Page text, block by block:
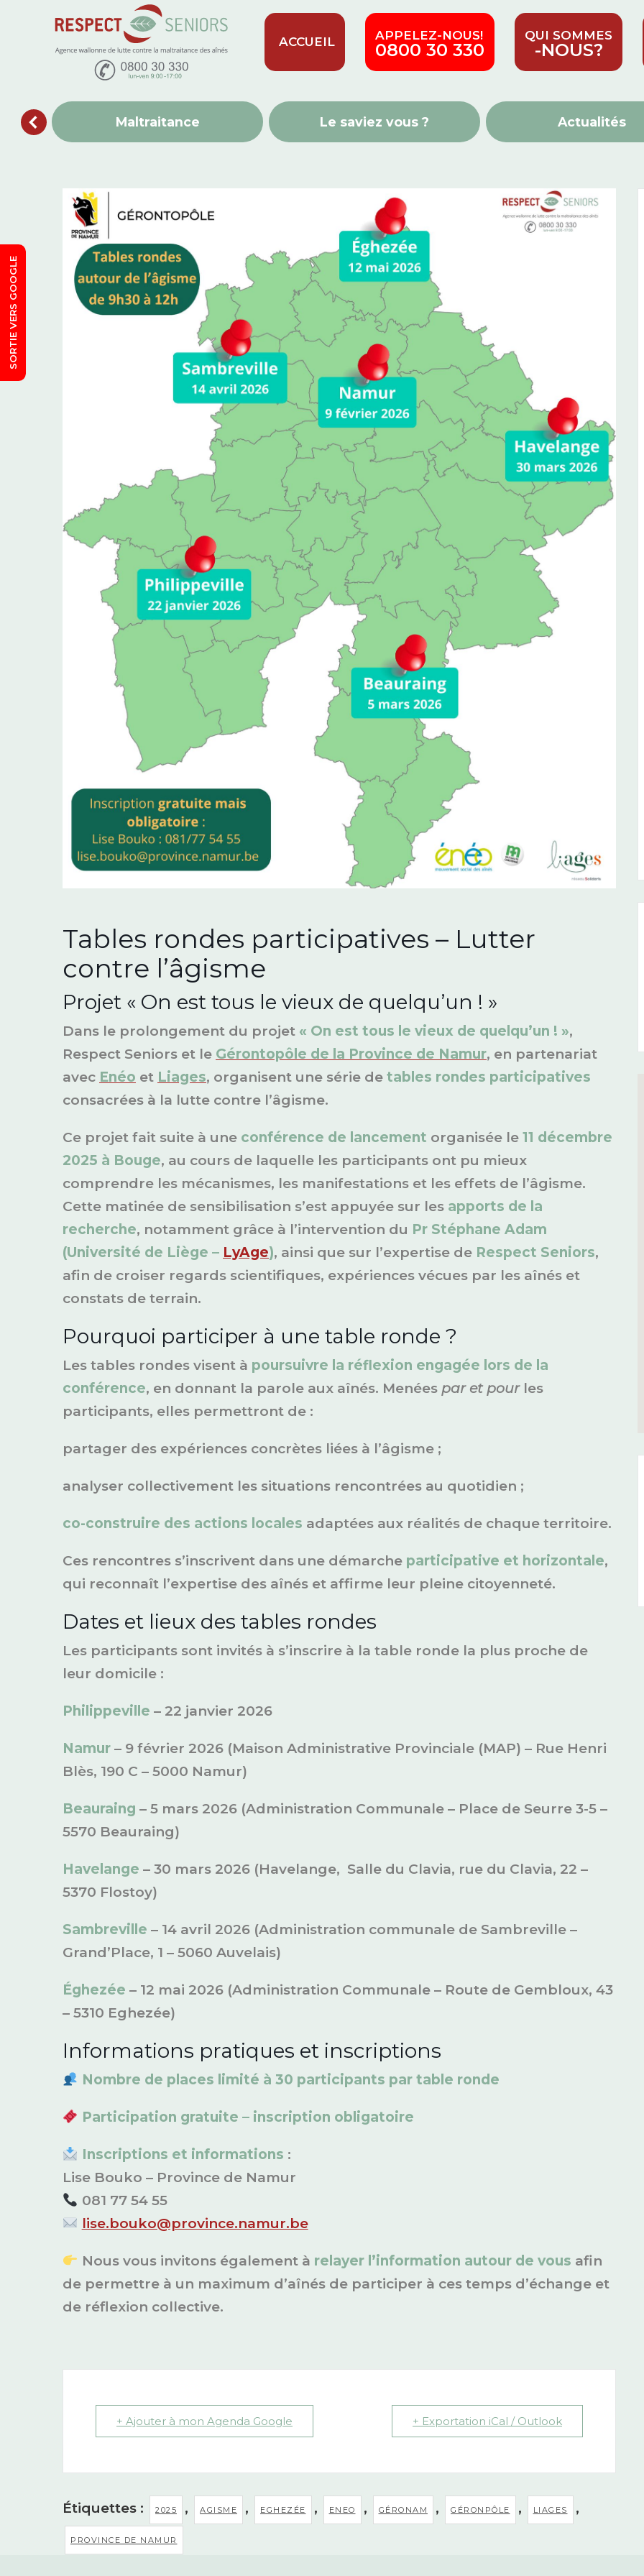
SORTIE VERS GOOGLE
ACCUEIL APPELEZ-NOUS!
0800 30 330
QUI SOMMES
-NOUS?
Maltraitance Le saviez vous ? Actualités
Tables rondes participatives – Lutter
contre l’âgisme
Projet « On est tous le vieux de quelqu’un ! »
Dans le prolongement du projet « On est tous le vieux de quelqu’un ! »,
Respect Seniors et le Gérontopôle de la Province de Namur, en partenariat
avec Enéo et Liages, organisent une série de tables rondes participatives
consacrées à la lutte contre l’âgisme.
Ce projet fait suite à une conférence de lancement organisée le 11 décembre
2025 à Bouge, au cours de laquelle les participants ont pu mieux
comprendre les mécanismes, les manifestations et les effets de l’âgisme.
Cette matinée de sensibilisation s’est appuyée sur les apports de la
recherche, notamment grâce à l’intervention du Pr Stéphane Adam
(Université de Liège – LyAge), ainsi que sur l’expertise de Respect Seniors,
afin de croiser regards scientifiques, expériences vécues par les aînés et
constats de terrain.
Pourquoi participer à une table ronde ?
Les tables rondes visent à poursuivre la réflexion engagée lors de la
conférence, en donnant la parole aux aînés. Menées par et pourles
participants, elles permettront de :
partager des expériences concrètes liées à l’âgisme ;
analyser collectivement les situations rencontrées au quotidien ;
co-construire des actions locales adaptées aux réalités de chaque territoire.
Ces rencontres s’inscrivent dans une démarche participative et horizontale,
qui reconnaît l’expertise des aînés et affirme leur pleine citoyenneté.
Dates et lieux des tables rondes
Les participants sont invités à s’inscrire à la table ronde la plus proche de
leur domicile :
Philippeville – 22 janvier 2026
Namur – 9 février 2026 (Maison Administrative Provinciale (MAP) – Rue Henri
Blès, 190 C – 5000 Namur)
Beauraing – 5 mars 2026 (Administration Communale – Place de Seurre 3-5 –
5570 Beauraing)
Havelange – 30 mars 2026 (Havelange, Salle du Clavia, rue du Clavia, 22 –
5370 Flostoy)
Sambreville – 14 avril 2026 (Administration communale de Sambreville –
Grand’Place, 1 – 5060 Auvelais)
Éghezée – 12 mai 2026 (Administration Communale – Route de Gembloux, 43
– 5310 Eghezée)
Informations pratiques et inscriptions
Nombre de places limité à 30 participants par table ronde
Participation gratuite – inscription obligatoire
Inscriptions et informations :
Lise Bouko – Province de Namur
081 77 54 55
lise.bouko@province.namur.be
Nous vous invitons également à relayer l’information autour de vous afin
de permettre à un maximum d’aînés de participer à ces temps d’échange et
de réflexion collective.
+ Ajouter à mon Agenda Google + Exportation iCal / Outlook
Étiquettes : 2025 , AGISME , EGHEZÉE , ENEO , GÉRONAM , GÉRONPÔLE , LIAGES ,
PROVINCE DE NAMUR